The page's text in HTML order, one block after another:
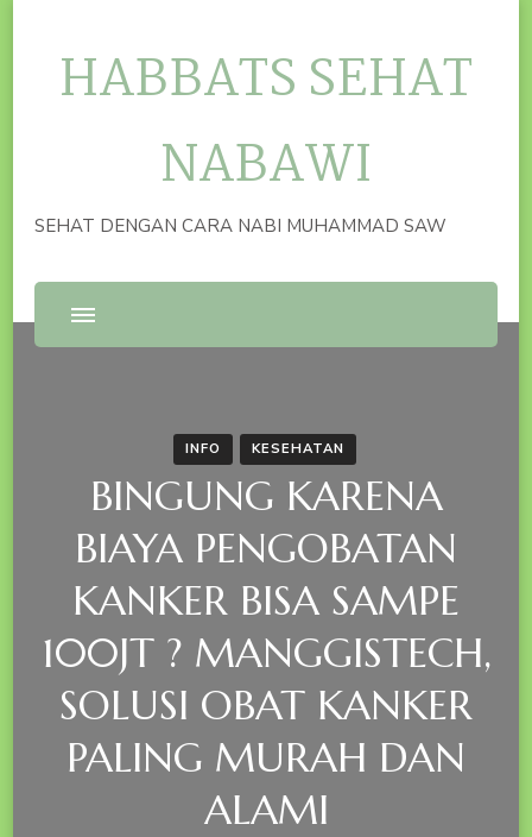
HABBATS SEHAT
NABAWI
SEHAT DENGAN CARA NABI MUHAMMAD SAW
INFO KESEHATAN
BINGUNG KARENA
BIAYA PENGOBATAN
KANKER BISA SAMPE
100JT ? MANGGISTECH,
SOLUSI OBAT KANKER
PALING MURAH DAN
ALAMI